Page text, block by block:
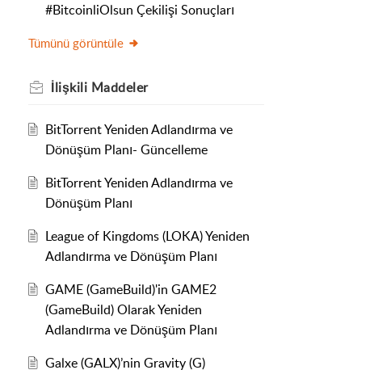
#BitcoinliOlsun Çekilişi Sonuçları
Tümünü görüntüle
İlişkili Maddeler
BitTorrent Yeniden Adlandırma ve
Dönüşüm Planı- Güncelleme
BitTorrent Yeniden Adlandırma ve
Dönüşüm Planı
League of Kingdoms (LOKA) Yeniden
Adlandırma ve Dönüşüm Planı
GAME (GameBuild)'in GAME2
(GameBuild) Olarak Yeniden
Adlandırma ve Dönüşüm Planı
Galxe (GALX)’nin Gravity (G)